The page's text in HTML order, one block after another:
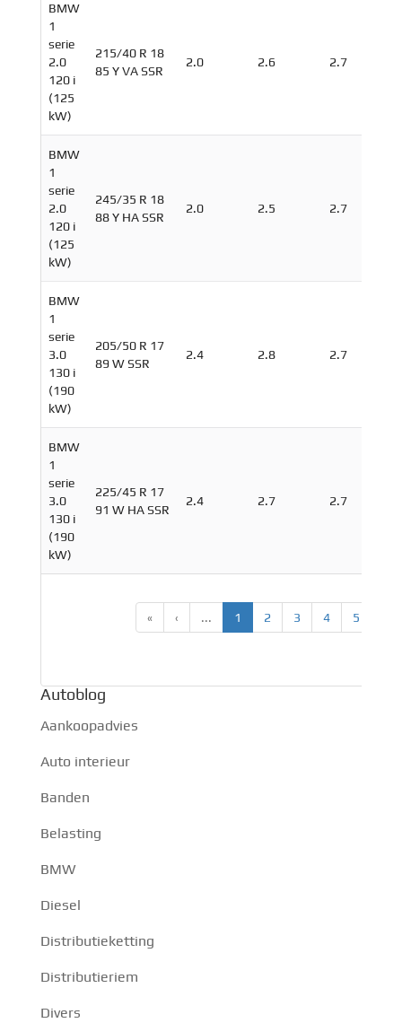
« ‹ ... 1 2 3 4 5
BMW
1
serie
2.0
120 i
(125
kW)
215/40 R 18
85 Y VA SSR
2.0 2.6 2.7
BMW
1
serie
2.0
120 i
(125
kW)
245/35 R 18
88 Y HA SSR
2.0 2.5 2.7
BMW
1
serie
3.0
130 i
(190
kW)
205/50 R 17
89 W SSR
2.4 2.8 2.7
BMW
1
serie
3.0
130 i
(190
kW)
225/45 R 17
91 W HA SSR
2.4 2.7 2.7
Autoblog
Aankoopadvies
Auto interieur
Banden
Belasting
BMW
Diesel
Distributieketting
Distributieriem
Divers